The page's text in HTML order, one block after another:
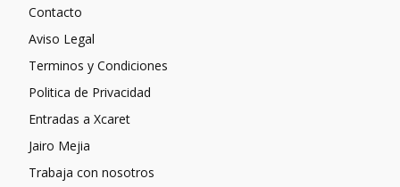
Contacto
Aviso Legal
Terminos y Condiciones
Politica de Privacidad
Entradas a Xcaret
Jairo Mejia
Trabaja con nosotros